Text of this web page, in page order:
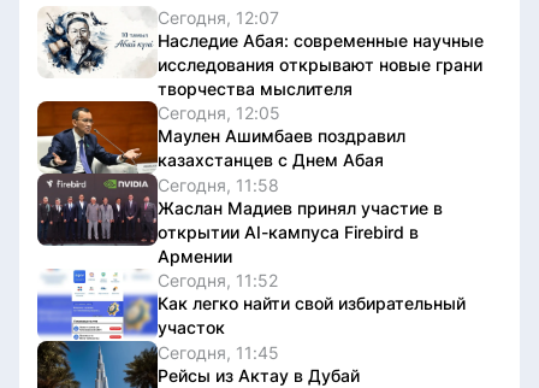
Сегодня, 12:07
Наследие Абая: современные научные
исследования открывают новые грани
творчества мыслителя
Сегодня, 12:05
Маулен Ашимбаев поздравил
казахстанцев с Днем Абая
Сегодня, 11:58
Жаслан Мадиев принял участие в
открытии AI-кампуса Firebird в
Армении
Сегодня, 11:52
Как легко найти свой избирательный
участок
Сегодня, 11:45
Рейсы из Актау в Дубай